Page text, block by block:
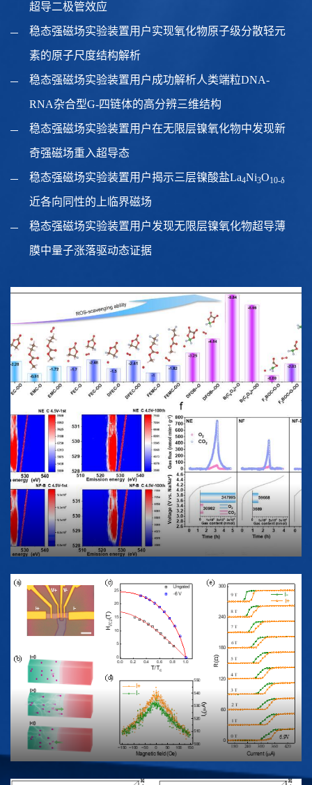
超导二极管效应
稳态强磁场实验装置用户实现氧化物原子级分散轻元
素的原子尺度结构解析
稳态强磁场实验装置用户成功解析人类端粒DNA-
RNA杂合型G-四链体的高分辨三维结构
稳态强磁场实验装置用户在无限层镍氧化物中发现新
奇强磁场重入超导态
稳态强磁场实验装置用户揭示三层镍酸盐La4Ni3O10-δ
近各向同性的上临界磁场
稳态强磁场实验装置用户发现无限层镍氧化物超导薄
膜中量子涨落驱动态证据